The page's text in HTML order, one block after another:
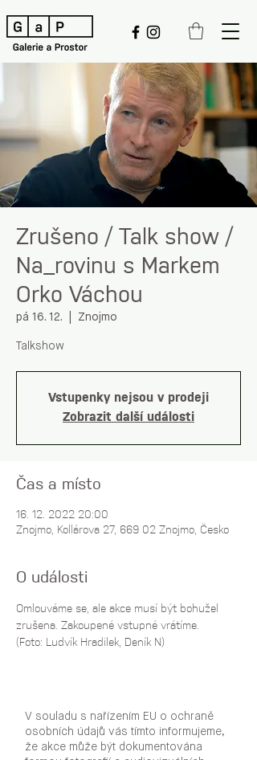
Zrušeno / Talk show /
Na_rovinu s Markem
Orko Váchou
pá 16. 12. Znojmo
Talkshow
Vstupenky nejsou v prodeji
Zobrazit další události
Čas a místo
16. 12. 2022 20:00
Znojmo, Kollárova 27, 669 02 Znojmo, Česko
O události
Omlouváme se, ale akce musí být bohužel
zrušena. Zakoupené vstupné vrátíme.
(Foto: Ludvík Hradilek, Deník N)
V souladu s nařízením EU o ochraně
osobních údajů vás tímto informujeme,
že akce může být dokumentována